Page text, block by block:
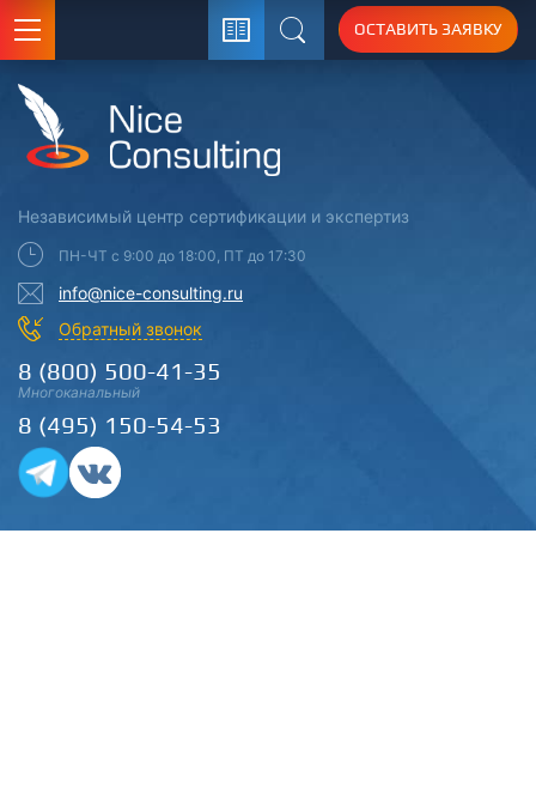
Поиск
ОСТАВИТЬ ЗАЯВКУ
Независимый центр сертификации и экспертиз
ПН-ЧТ с 9:00 до 18:00, ПТ до 17:30
info@nice-consulting.ru
Обратный звонок
8 (800) 500-41-35
Многоканальный
8 (495) 150-54-53